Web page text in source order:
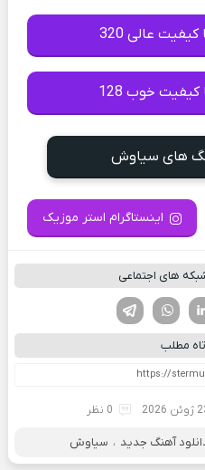
عالی 320
خوب 128
های سیاوش
اینستاگرام استر موزیک
های اجتماعی
لینکدین تویتر
مطلب
2026 0 نظر
آهنگ جدید ، سیاوش